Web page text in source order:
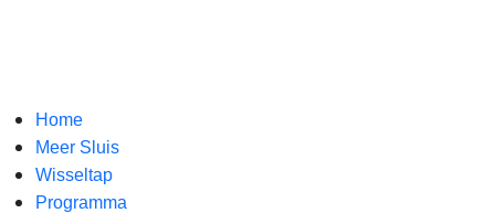
Home
Meer Sluis
Wisseltap
Programma